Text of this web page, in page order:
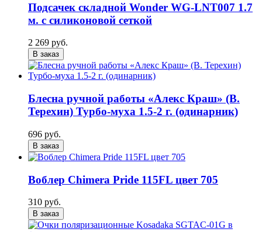
Подсачек складной Wonder WG-LNT007 1.7
м. с силиконовой сеткой
2 269 руб.
В заказ
Блесна ручной работы «Алекс Краш» (В.
Терехин) Турбо-муха 1.5-2 г. (одинарник)
696 руб.
В заказ
Воблер Chimera Pride 115FL цвет 705
310 руб.
В заказ